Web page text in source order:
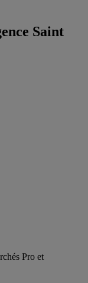
Saint
Pro et